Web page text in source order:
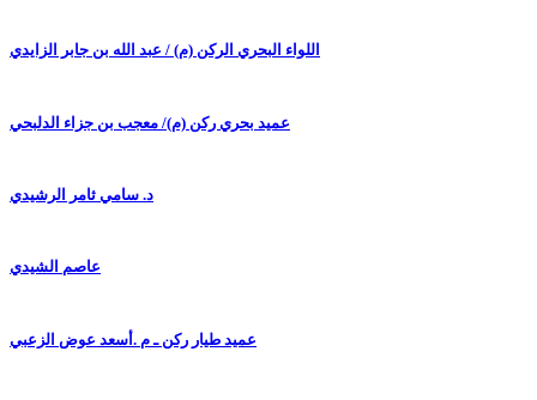
اللواء البحري الركن (م) / عبد الله بن جابر الزايدي
عميد بحري ركن (م)/ معجب بن جزاء الدلبحي
د. سامي ثامر الرشيدي
عاصم الشيدي
عميد طيار ركن ـ م .أسعد عوض الزعبي